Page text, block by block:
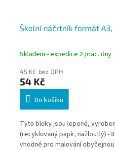
Školní náčrtník formát
Skladem - expedice 2 prac. dny
45 Kč bez DPH
54 Kč
Do košíku
Tyto bloky jsou lepené,
(recyklovaný papír, nažloutlý) -
vhodné pro malování